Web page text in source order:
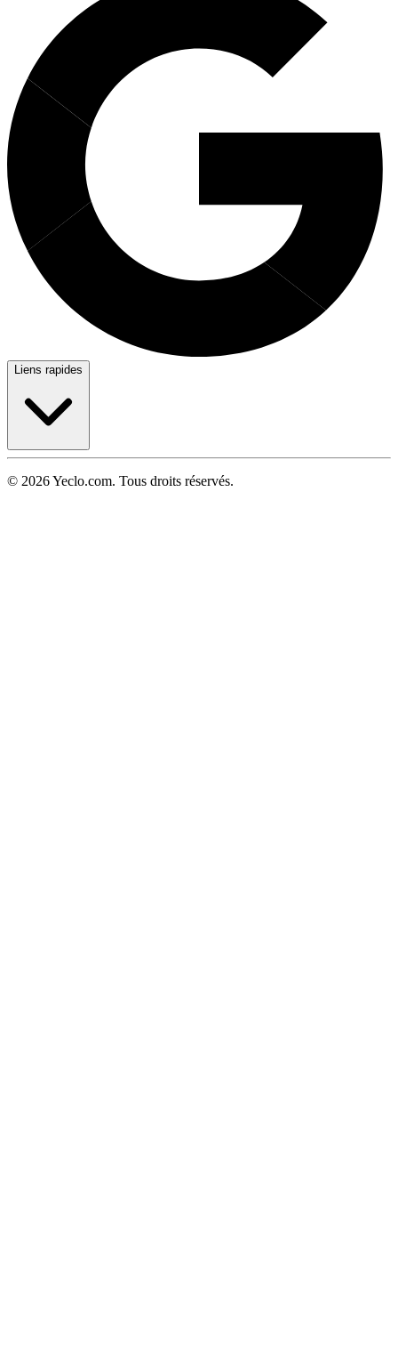
Liens rapides
© 2026 Yeclo.com. Tous droits réservés.